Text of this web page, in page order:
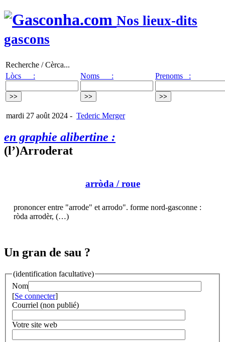
Nos lieux-dits
gascons
Recherche / Cèrca...
Lòcs :
Noms : Prenoms :
mardi 27 août 2024 - Tederic Merger
en graphie alibertine :
(l’)Arroderat
arròda/ roue
prononcer entre "arrode" et arrodo". forme nord-gasconne :
ròda arrodèr, (…)
Un gran de sau ?
(identification facultative)
Nom
[Se connecter]
Courriel (non publié)
Votre site web